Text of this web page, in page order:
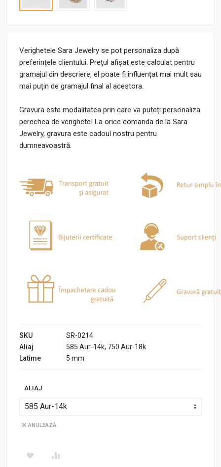
Verighetele Sara Jewelry se pot personaliza după
preferințele clientului. Prețul afișat este calculat pentru
gramajul din descriere, el poate fi influențat mai mult sau
mai puțin de gramajul final al acestora.
Gravura este modalitatea prin care va puteți personaliza
perechea de verighete! La orice comanda de la Sara
Jewelry, gravura este cadoul nostru pentru
dumneavoastră.
SKU
SR-0214
Aliaj
585 Aur-14k, 750 Aur-18k
Latime
5 mm
ALIAJ
ANULEAZĂ